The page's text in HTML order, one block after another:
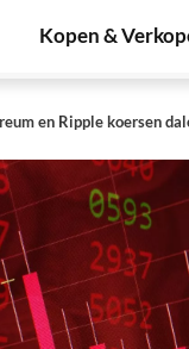
Kopen &
en Ripple koersen